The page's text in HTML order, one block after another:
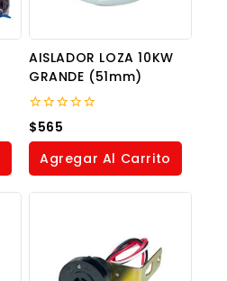
AISLADOR LOZA 10KW
GRANDE (51mm)
0
out
of
$565
Agregar Al Carrito